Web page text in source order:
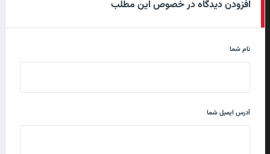
افزودن دیدگاه در خصوص این مطلب
نام شما
آدرس ایمیل شما